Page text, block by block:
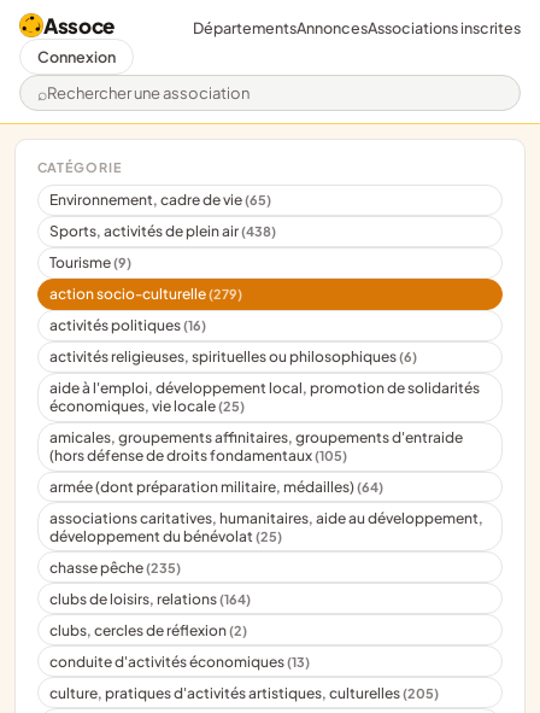
Assoce
Rechercher une association
DépartementsAnnoncesAssociations inscrites
Connexion
CATÉGORIE
Environnement, cadre de vie(65)
Sports, activités de plein air(438)
Tourisme(9)
action socio-culturelle(279)
activités politiques(16)
activités religieuses, spirituelles ou philosophiques(6)
aide à l'emploi, développement local, promotion de solidarités
économiques, vie locale(25)
amicales, groupements affinitaires, groupements d'entraide
(hors défense de droits fondamentaux(105)
armée (dont préparation militaire, médailles)(64)
associations caritatives, humanitaires, aide au développement,
développement du bénévolat(25)
chasse pêche(235)
clubs de loisirs, relations(164)
clubs, cercles de réflexion(2)
conduite d'activités économiques(13)
culture, pratiques d'activités artistiques, culturelles(205)